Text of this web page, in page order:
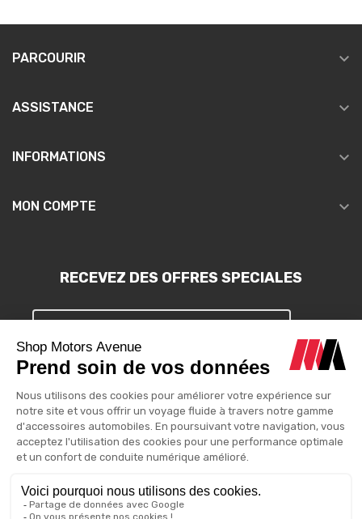
PARCOURIR 
ASSISTANCE 
INFORMATIONS 
MON COMPTE 
RECEVEZ DES OFFRES SPECIALES
Vous pouvez vous désinscrire à tout moment. Vous trouverez pour
cela nos informations de contact dans les conditions d'utilisation
du site.